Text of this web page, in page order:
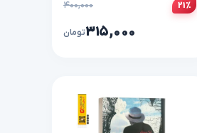
۲۱٪ ۴۰۰,۰۰۰
۳۱۵,۰۰۰تومان